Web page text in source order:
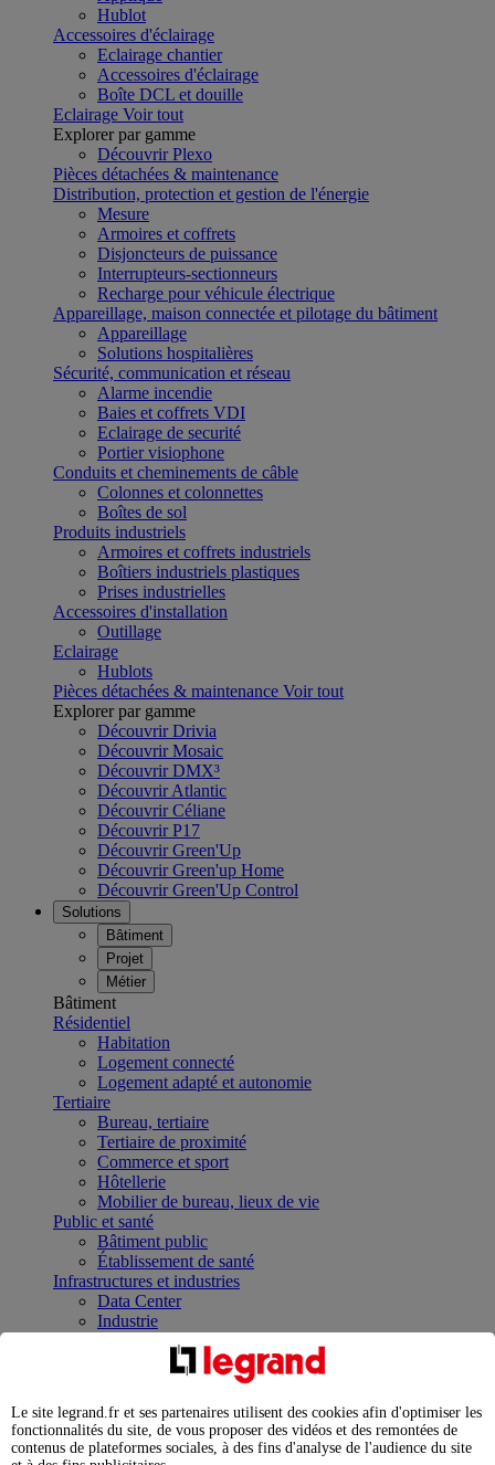
Hublot
Accessoires d'éclairage
Eclairage chantier
Accessoires d'éclairage
Boîte DCL et douille
Eclairage Voir tout
Explorer par gamme
Découvrir Plexo
Pièces détachées & maintenance
Distribution, protection et gestion de l'énergie
Mesure
Armoires et coffrets
Disjoncteurs de puissance
Interrupteurs-sectionneurs
Recharge pour véhicule électrique
Appareillage, maison connectée et pilotage du bâtiment
Appareillage
Solutions hospitalières
Sécurité, communication et réseau
Alarme incendie
Baies et coffrets VDI
Eclairage de securité
Portier visiophone
Conduits et cheminements de câble
Colonnes et colonnettes
Boîtes de sol
Produits industriels
Armoires et coffrets industriels
Boîtiers industriels plastiques
Prises industrielles
Accessoires d'installation
Outillage
Eclairage
Hublots
Pièces détachées & maintenance Voir tout
Explorer par gamme
Découvrir Drivia
Découvrir Mosaic
Découvrir DMX³
Découvrir Atlantic
Découvrir Céliane
Découvrir P17
Découvrir Green'Up
Découvrir Green'up Home
Découvrir Green'Up Control
Solutions
Bâtiment
Projet
Métier
Bâtiment
Résidentiel
Habitation
Logement connecté
Logement adapté et autonomie
Tertiaire
Bureau, tertiaire
Tertiaire de proximité
Commerce et sport
Hôtellerie
Mobilier de bureau, lieux de vie
Public et santé
Bâtiment public
Établissement de santé
Infrastructures et industries
Data Center
Industrie
Infrastructures
Contrôler et planifier le fonctionnement des appareils
Répartir et optimiser son tableau électrique
Legrand Data Center Solutions : concentrer les
expertises au service de vos performances
Le site legrand.fr et ses partenaires utilisent des cookies afin d'optimiser les
fonctionnalités du site, de vous proposer des vidéos et des remontées de
contenus de plateformes sociales, à des fins d'analyse de l'audience du site